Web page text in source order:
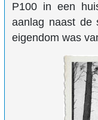
P100 in een
aanlag naast de
eigendom was